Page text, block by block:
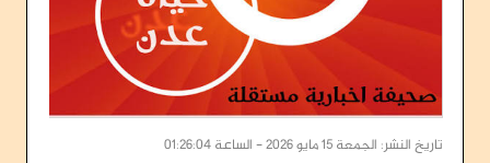
تاريخ النشر: الجمعة 15 مايو 2026 - الساعة 01:26:04